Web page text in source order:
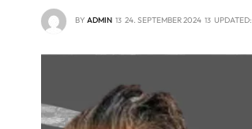
BY ADMIN 24. SEPTEMBER 2024 UPDATED: